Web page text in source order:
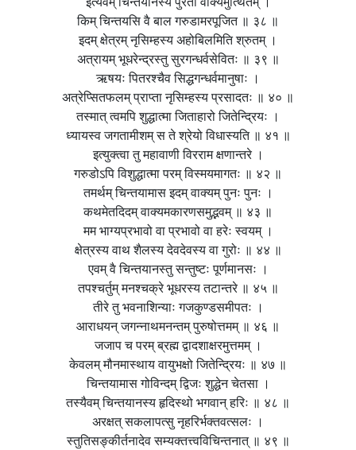
किम् चिन्तयसि वै बाल गरुडामरपूजित ॥ ३८ ॥
इदम् क्षेत्रम् नृसिम्हस्य अहोबिलमिति श्रुतम् ।
अत्रायम् भूधरेन्द्रस्तु सुरगन्धर्वसेवितः ॥ ३९ ॥
ऋषयः पितरश्चैव सिद्धगन्धर्वमानुषाः ।
अत्रेप्सितफलम् प्राप्ता नृसिम्हस्य प्रसादतः ॥ ४० ॥
तस्मात् त्वमपि शुद्धात्मा जिताहारो जितेन्द्रियः ।
ध्यायस्व जगतामीशम् स ते श्रेयो विधास्यति ॥ ४१ ॥
इत्युक्त्वा तु महावाणी विरराम क्षणान्तरे ।
गरुडोऽपि विशुद्धात्मा परम् विस्मयमागतः ॥ ४२ ॥
तमर्थम् चिन्तयामास इदम् वाक्यम् पुनः पुनः ।
कथमेतदिदम् वाक्यमकारणसमुद्भवम् ॥ ४३ ॥
मम भाग्यप्रभावो वा प्रभावो वा हरेः स्वयम् ।
क्षेत्रस्य वाथ शैलस्य देवदेवस्य वा गुरोः ॥ ४४ ॥
एवम् वै चिन्तयानस्तु सन्तुष्टः पूर्णमानसः ।
तपश्चर्तुम् मनश्चक्रे भूधरस्य तटान्तरे ॥ ४५ ॥
तीरे तु भवनाशिन्याः गजकुण्डसमीपतः ।
आराधयन् जगन्नाथमनन्तम् पुरुषोत्तमम् ॥ ४६ ॥
जजाप च परम् ब्रह्म द्वादशाक्षरमुत्तमम् ।
केवलम् मौनमास्थाय वायुभक्षो जितेन्द्रियः ॥ ४७ ॥
चिन्तयामास गोविन्दम् द्विजः शुद्धेन चेतसा ।
तस्यैवम् चिन्तयानस्य हृदिस्थो भगवान् हरिः ॥ ४८ ॥
अरक्षत् सकलापत्सु नृहरिर्भक्तवत्सलः ।
स्तुतिसङ्कीर्तनादेव सम्यक्तत्त्वविचिन्तनात् ॥ ४९ ॥